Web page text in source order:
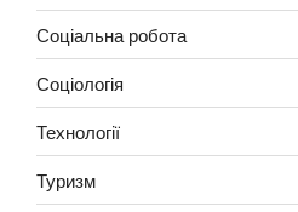
Соціальна робота
Соціологія
Технології
Туризм